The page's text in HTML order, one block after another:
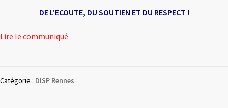
DE L’ECOUTE, DU SOUTIEN ET DU RESPECT !
Lire le communiqué
Catégorie : DISP Rennes